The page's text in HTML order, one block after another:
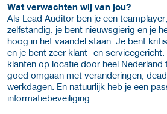
Wat verwachten wij van jou?
Als Lead Auditor ben je een
zelfstandig, je bent nieuwsgierig en je
hoog in het vaandel staan. Je bent
en je bent zeer klant- en
klanten op locatie door heel Nederland
goed omgaan met veranderingen,
werkdagen. En natuurlijk heb je een
informatiebeveiliging.